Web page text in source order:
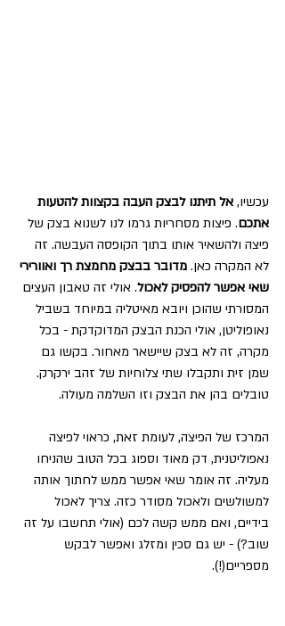
עכשיו, אל תיתנו לבצק העבה בקצוות להטעות
אתכם. פיצות מסחריות גרמו לנו לשנוא בצק של
פיצה ולהשאיר אותו בתוך הקופסה העבשה. זה
לא המקרה כאן. מדובר בבצק מחמצת רך ואוורירי
שאי אפשר להפסיק לאכול. אולי זה טאבון העצים
המסורתי שהוכן ויובא מאיטליה במיוחד בשביל
נאופוליטן, אולי הכנת הבצק המדוקדקת - בכל
מקרה, זה לא בצק שיישאר מאחור. בקשו גם
שמן זית ותקבלו שתי צלוחיות של זהב ירקרק.
טובלים בהן את הבצק וזו השלמה מעולה.
המרכז של הפיצה, לעומת זאת, כראוי לפיצה
נאפוליטנית, דק מאוד וספוג בכל הטוב שהניחו
מעליה. זה אומר שאי אפשר ממש לחתוך אותה
למשולשים ולאכול מסודר כזה. צריך לאכול
בידיים, ואם ממש קשה לכם (אולי תחשבו על זה
שוב?) - יש גם סכין ומזלג ואפשר לבקש
מספריים(!).